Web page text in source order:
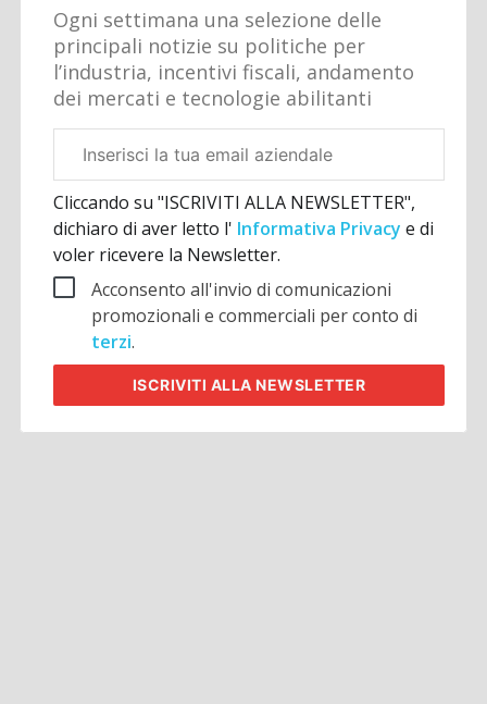
Ogni settimana una selezione delle
principali notizie su politiche per
l’industria, incentivi fiscali, andamento
dei mercati e tecnologie abilitanti
aziendale
Cliccando su "ISCRIVITI ALLA NEWSLETTER",
dichiaro di aver letto l' Informativa Privacye di
voler ricevere la Newsletter.
Acconsento all'invio di comunicazioni
promozionali e commerciali per conto di
terzi.
ISCRIVITI ALLA NEWSLETTER